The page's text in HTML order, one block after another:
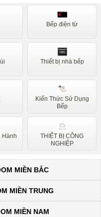
Bếp điện từ
Thiết bị nhà bếp
Kiến Thức Sử Dụng
Bếp
Hành
THIẾT BỊ CÔNG
NGHIỆP
MIỀN BẮC
MIỀN TRUNG
MIỀN NAM